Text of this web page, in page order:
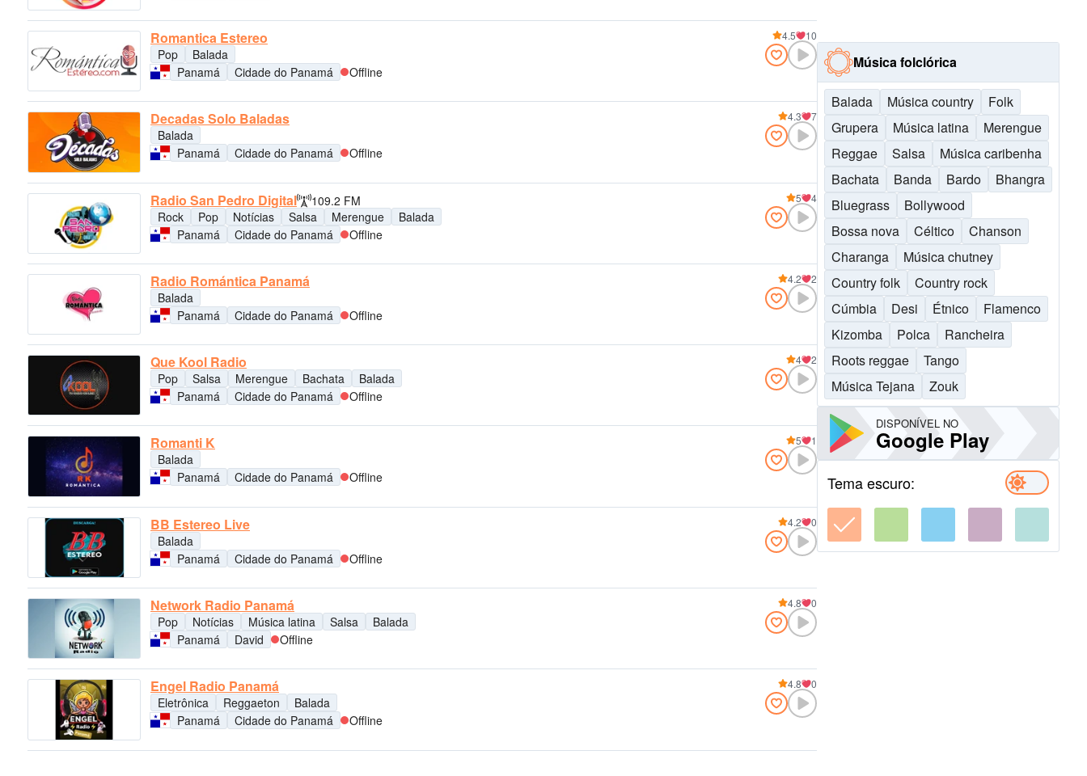
Romantica Estereo
Pop
Balada
Panamá
Cidade do Panamá Offline
4.5 10
Decadas Solo Baladas
Balada
Panamá
Cidade do Panamá Offline
4.3 7
Radio San Pedro Digital
109.2 FM
Rock
Pop Notícias Salsa Merengue
Balada
Panamá
Cidade do Panamá Offline
5 4
Radio Romántica Panamá
Balada
Panamá
Cidade do Panamá Offline
4.2 2
Que Kool Radio
Pop Salsa Merengue Bachata
Balada
Panamá
Cidade do Panamá Offline
4 2
Romanti K
Balada
Panamá
Cidade do Panamá Offline
5 1
BB Estereo Live
Balada
Panamá
Cidade do Panamá Offline
4.2 0
Network Radio Panamá
Pop Notícias Música latina Salsa
Balada
Panamá
David Offline
4.8 0
Engel Radio Panamá
Eletrônica Reggaeton
Balada
Panamá
Cidade do Panamá Offline
4.8 0
Música folclórica
Balada Música country
Folk
Grupera
Música latina
Merengue
Reggae
Salsa
Música caribenha
Bachata
Banda Bardo
Bhangra
Bluegrass
Bollywood
Bossa nova
Céltico
Chanson
Charanga
Música chutney
Country folk
Country rock
Cúmbia
Desi Étnico
Flamenco
Kizomba
Polca
Rancheira
Roots reggae
Tango
Música Tejana
Zouk
DISPONÍVEL NO
Google Play
Tema escuro: